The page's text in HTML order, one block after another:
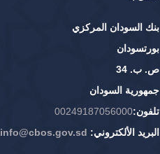
بنك السودان المركزي
بورتسودان
ص. ب. 34
جمهورية السودان
تلفون:00249187056000
البريد الألكتروني: info@cbos.gov.sd